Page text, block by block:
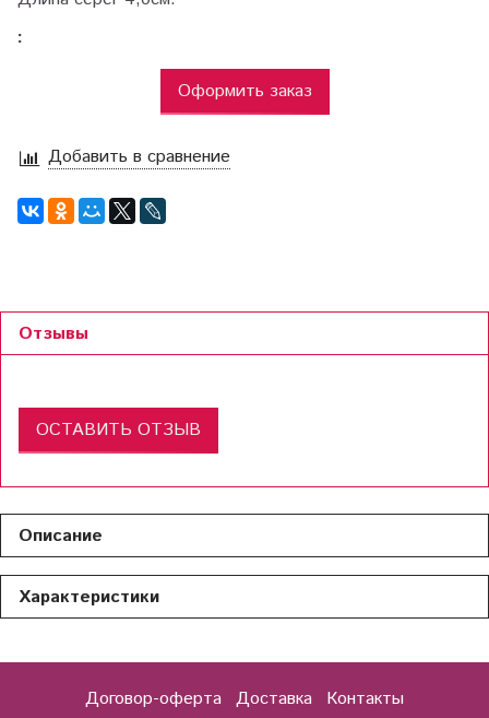
:
Оформить заказ
Добавить в сравнение
Отзывы
ОСТАВИТЬ ОТЗЫВ
Описание
Характеристики
Договор-оферта Доставка Контакты